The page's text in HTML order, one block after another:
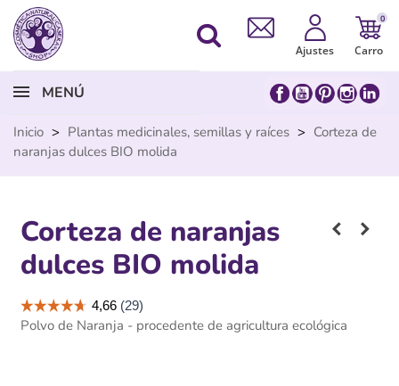
Ajustes
0
Carro
MENÚ
Inicio > Plantas medicinales, semillas y raíces > Corteza de
naranjas dulces BIO molida
Corteza de naranjas
dulces BIO molida
Polvo de Naranja - procedente de agricultura ecológica